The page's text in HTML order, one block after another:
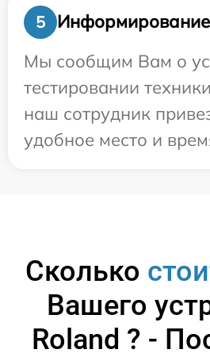
5
Информирование
Мы сообщим Вам о
тестировании
наш сотрудник
удобное место и
Сколько
Вашего
Roland ? -